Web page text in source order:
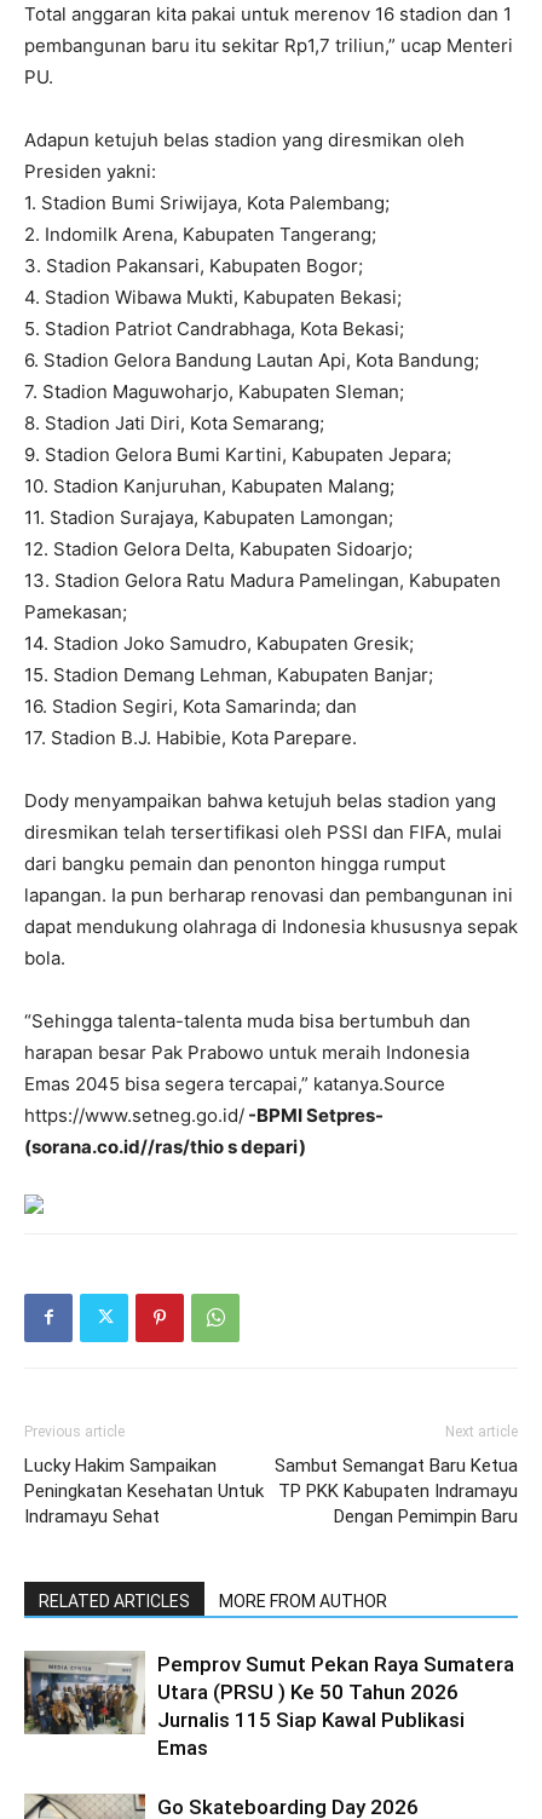
Total anggaran kita pakai untuk merenov 16 stadion dan 1
pembangunan baru itu sekitar Rp1,7 triliun,” ucap Menteri
PU.
Adapun ketujuh belas stadion yang diresmikan oleh
Presiden yakni:
1. Stadion Bumi Sriwijaya, Kota Palembang;
2. ⁠Indomilk Arena, Kabupaten Tangerang;
3. ⁠Stadion Pakansari, Kabupaten Bogor;
4. ⁠Stadion Wibawa Mukti, Kabupaten Bekasi;
5. ⁠Stadion Patriot Candrabhaga, Kota Bekasi;
6. ⁠Stadion Gelora Bandung Lautan Api, Kota Bandung;
7. ⁠Stadion Maguwoharjo, Kabupaten Sleman;
8. ⁠Stadion Jati Diri, Kota Semarang;
9. ⁠Stadion Gelora Bumi Kartini, Kabupaten Jepara;
10. ⁠Stadion Kanjuruhan, Kabupaten Malang;
11. ⁠Stadion Surajaya, Kabupaten Lamongan;
12. ⁠Stadion Gelora Delta, Kabupaten Sidoarjo;
13. ⁠Stadion Gelora Ratu Madura Pamelingan, Kabupaten
Pamekasan;
14. ⁠Stadion Joko Samudro, Kabupaten Gresik;
15. ⁠Stadion Demang Lehman, Kabupaten Banjar;
16. ⁠Stadion Segiri, Kota Samarinda; dan
17. ⁠Stadion B.J. Habibie, Kota Parepare.
Dody menyampaikan bahwa ketujuh belas stadion yang
diresmikan telah tersertifikasi oleh PSSI dan FIFA, mulai
dari bangku pemain dan penonton hingga rumput
lapangan. Ia pun berharap renovasi dan pembangunan ini
dapat mendukung olahraga di Indonesia khususnya sepak
bola.
“Sehingga talenta-talenta muda bisa bertumbuh dan
harapan besar Pak Prabowo untuk meraih Indonesia
Emas 2045 bisa segera tercapai,” katanya.Source
https://www.setneg.go.id/ -BPMI Setpres-
(sorana.co.id//ras/thio s depari)
Previous article
Lucky Hakim Sampaikan
Peningkatan Kesehatan Untuk
Indramayu Sehat
Next article
Sambut Semangat Baru Ketua
TP PKK Kabupaten Indramayu
Dengan Pemimpin Baru
RELATED ARTICLES MORE FROM AUTHOR
Pemprov Sumut Pekan Raya Sumatera
Utara (PRSU ) Ke 50 Tahun 2026
Jurnalis 115 Siap Kawal Publikasi
Emas
Go Skateboarding Day 2026